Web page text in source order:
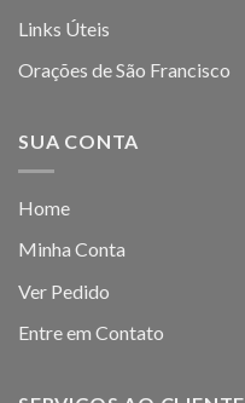
Links Úteis
Orações de São Francisco
SUA CONTA
Home
Minha Conta
Ver Pedido
Entre em Contato